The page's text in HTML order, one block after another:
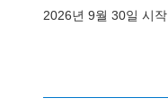
2026년 9월 30일 시작